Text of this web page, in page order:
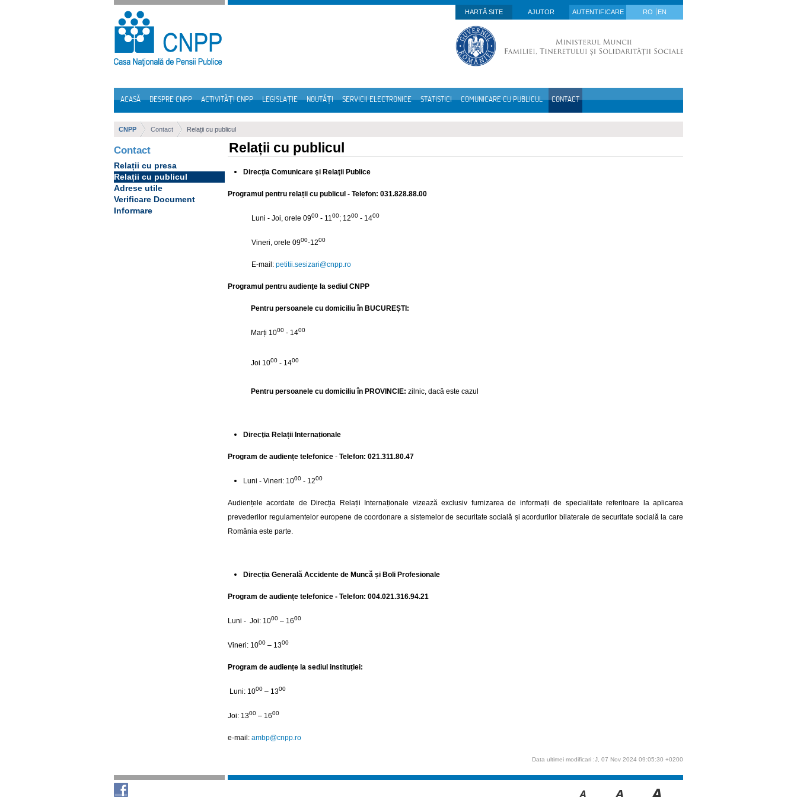
Sari la continut
HARTĂ SITE
AJUTOR AUTENTIFICARE RO EN
ACASĂ DESPRE CNPP ACTIVITĂȚI CNPP LEGISLAȚIE NOUTĂȚI SERVICII ELECTRONICE STATISTICI COMUNICARE CU PUBLICUL CONTACT
CNPP Contact Relații cu publicul
Contact
Relații cu presa
Relații cu publicul
Adrese utile
Verificare Document
Informare
Relații cu publicul
Direcţia Comunicare şi Relaţii Publice
Programul pentru relații cu publicul - Telefon: 031.828.88.00
Luni - Joi, orele 0900 - 11 00; 1200 - 1400
Vineri, orele 0900-1200
E-mail: petitii.sesizari@cnpp.ro
Programul pentru audienţe la sediul CNPP
Pentru persoanele cu domiciliu în BUCUREȘTI:
Marți 1000 - 1400
Joi 1000 - 1400
Pentru persoanele cu domiciliu în PROVINCIE: zilnic, dacă este cazul
Direcţia Relații Internaționale
Program de audiențe telefonice - Telefon: 021.311.80.47
Luni - Vineri: 1000 - 1200
Audiențele acordate de Direcția Relații Internaționale vizează exclusiv furnizarea de informații de specialitate referitoare la aplicarea
prevederilor regulamentelor europene de coordonare a sistemelor de securitate socială și acordurilor bilaterale de securitate socială la care
România este parte.
Direcția Generală Accidente de Muncă și Boli Profesionale
Program de audiențe telefonice - Telefon: 004.021.316.94.21
Luni - Joi: 1000 – 1600
Vineri: 1000 – 1300
Program de audiențe la sediul instituției:
Luni: 1000 – 1300
Joi: 1300 – 1600
e-mail: ambp@cnpp.ro
Data ultimei modificari :J, 07 Nov 2024 09:05:30 +0200